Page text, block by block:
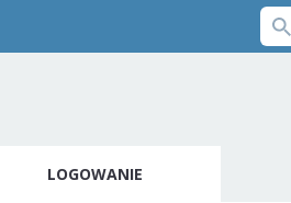
LOGOWANIE